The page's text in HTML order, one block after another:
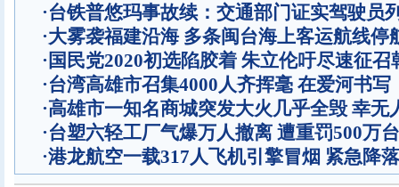
·台铁普悠玛事故续：交通部门证实驾驶员
·大雾袭福建沿海 多条闽台海上客运航线停
· 国民党2020初选陷胶着 朱立伦吁尽速征召
·台湾高雄市召集4000人齐挥毫 在爱河书写
·高雄市一知名商城突发大火几乎全毁 幸无
·台塑六轻工厂气爆万人撤离 遭重罚500万
·港龙航空一载317人飞机引擎冒烟 紧急降